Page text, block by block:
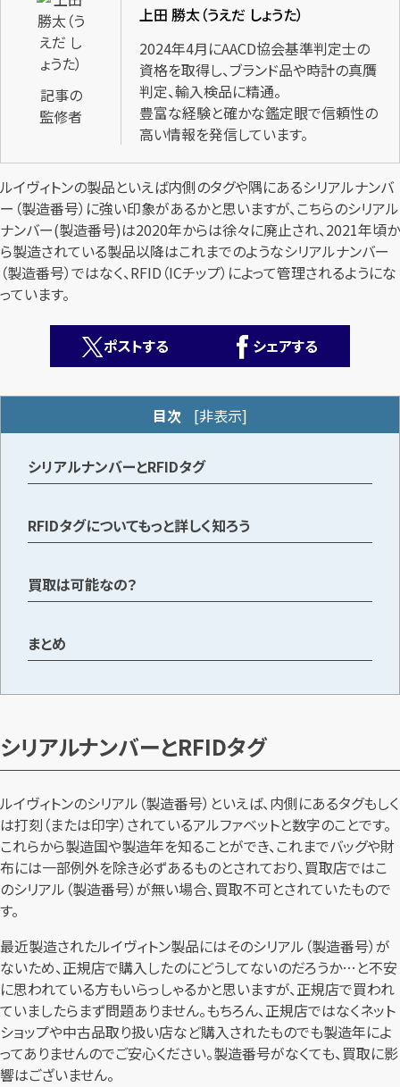
カンタン無料
最短1分！今すぐ査定金額をお伝えいたします
まずは
記事の
監修者
上田 勝太（うえだ しょうた）
2024年4月にAACD協会基準判定士の
資格を取得し、ブランド品や時計の真贋
判定、輸入検品に精通。
豊富な経験と確かな鑑定眼で信頼性の
高い情報を発信しています。
ルイヴィトンの製品といえば内側のタグや隅にあるシリアルナンバ
ー（製造番号）に強い印象があるかと思いますが、こちらのシリアル
ナンバー(製造番号)は2020年からは徐々に廃止され、2021年頃か
ら製造されている製品以降はこれまでのようなシリアルナンバー
（製造番号）ではなく、RFID（ICチップ）によって管理されるようにな
っています。
ポストする シェアする
目次 [非表示]
シリアルナンバーとRFIDタグ
RFIDタグについてもっと詳しく知ろう
買取は可能なの？
まとめ
シリアルナンバーとRFIDタグ
ルイヴィトンのシリアル（製造番号）といえば、内側にあるタグもしく
は打刻（または印字）されているアルファベットと数字のことです。
これらから製造国や製造年を知ることができ、これまでバッグや財
布には一部例外を除き必ずあるものとされており、買取店ではこ
のシリアル（製造番号）が無い場合、買取不可とされていたもので
す。
最近製造されたルイヴィトン製品にはそのシリアル（製造番号）が
ないため、正規店で購入したのにどうしてないのだろうか…と不安
に思われている方もいらっしゃるかと思いますが、正規店で買われ
ていましたらまず問題ありません。もちろん、正規店ではなくネット
ショップや中古品取り扱い店など購入されたものでも製造年によ
ってありませんのでご安心ください。製造番号がなくても、買取に影
響はございません。